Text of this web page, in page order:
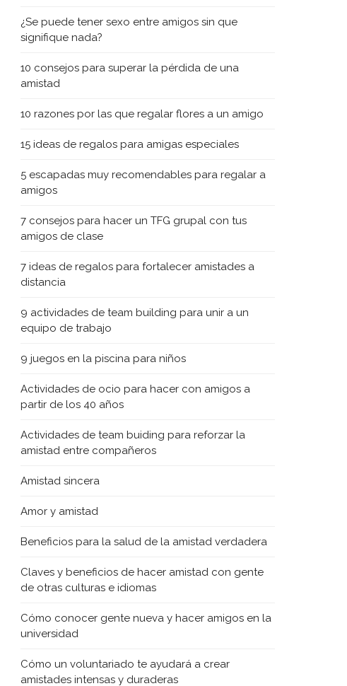
¿Se puede tener sexo entre amigos sin que
signifique nada?
10 consejos para superar la pérdida de una
amistad
10 razones por las que regalar flores a un amigo
15 ideas de regalos para amigas especiales
5 escapadas muy recomendables para regalar a
amigos
7 consejos para hacer un TFG grupal con tus
amigos de clase
7 ideas de regalos para fortalecer amistades a
distancia
9 actividades de team building para unir a un
equipo de trabajo
9 juegos en la piscina para niños
Actividades de ocio para hacer con amigos a
partir de los 40 años
Actividades de team buiding para reforzar la
amistad entre compañeros
Amistad sincera
Amor y amistad
Beneficios para la salud de la amistad verdadera
Claves y beneficios de hacer amistad con gente
de otras culturas e idiomas
Cómo conocer gente nueva y hacer amigos en la
universidad
Cómo un voluntariado te ayudará a crear
amistades intensas y duraderas